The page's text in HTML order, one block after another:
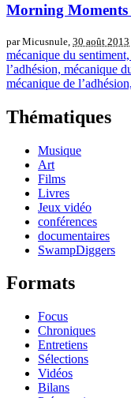
Morning Moments
par Micusnule, 30 août 2013
mécanique du
l’adhésion, mécanique
mécanique de
Thématiques
Musique
Art
Films
Livres
Jeux vidéo
conférences
documentaires
SwampDiggers
Formats
Focus
Chroniques
Entretiens
Sélections
Vidéos
Bilans